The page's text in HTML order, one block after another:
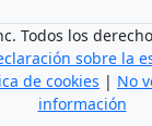
Todos los
sobre la
de cookies | No
información